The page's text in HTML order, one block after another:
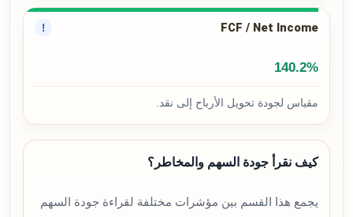
FCF / Net Income
!
140.2%
مقياس لجودة تحويل الأرباح إلى نقد.
كيف نقرأ جودة السهم والمخاطر؟
يجمع هذا القسم بين مؤشرات مختلفة لقراءة جودة السهم